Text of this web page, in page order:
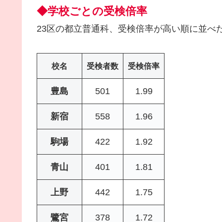
◆学校ごとの受検倍率
23区の都立普通科、受検倍率が高い順に並べ
校名 受検者数 受検倍率
豊島 501 1.99
新宿 558 1.96
駒場 422 1.92
青山 401 1.81
上野 442 1.75
鷺宮 378 1.72